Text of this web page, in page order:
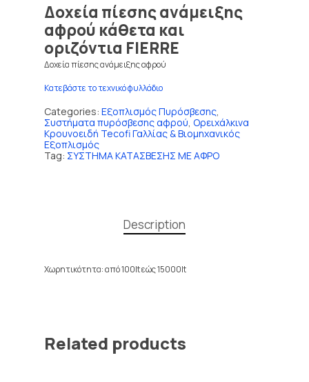
Δοχεία πίεσης ανάμειξης
αφρού κάθετα και
οριζόντια FIERRE
Δοχεία πίεσης ανάμειξης αφρού
Κατεβάστε το τεχνικό φυλλάδιο
Categories: Εξοπλισμός Πυρόσβεσης
Συστήματα πυρόσβεσης αφρού Ορειχάλκινα
Κρουνοειδή Tecofi Γαλλίας & Βιομηχανικός
Εξοπλισμός
Tag: ΣΥΣΤΗΜΑ ΚΑΤΑΣΒΕΣΗΣ ΜΕ ΑΦΡΟ
Description
Χωρητικότητα: από 100lt εώς 15000lt
Related products